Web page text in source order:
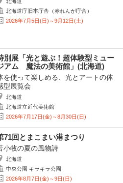
北海道庁旧本庁舎（赤れんが庁舎）
2026年7月5日(日)～9月12日(土)
別展「光と遊ぶ！超体験型ミュー
アム 魔法の美術館」(北海道)
を使って楽しめる、光とアートの体
型展覧会
北海道
北海道立近代美術館
2026年7月17日(金)～8月30日(日)
71回とまこまい港まつり
小牧の夏の風物詩
北海道
中央公園 キラキラ公園
2026年8月7日(金)～9日(日)